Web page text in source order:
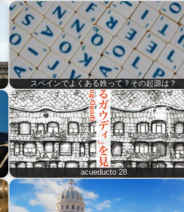
スペインでよくある姓って？その起源は？
acueducto 28